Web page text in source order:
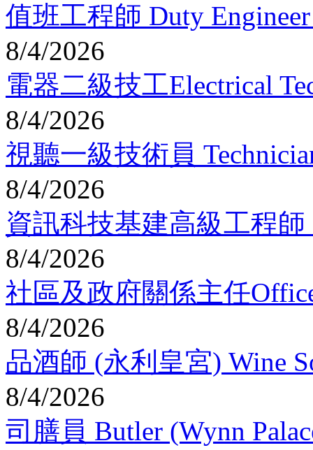
值班工程師 Duty
8/4/2026
電器二級技工Electrical
8/4/2026
視聽一級技術員
8/4/2026
資訊科技基建高級工程師
8/4/2026
社區及政府關係主任
8/4/2026
品酒師 (永利皇宮) Wine
8/4/2026
司膳員 Butler (Wynn